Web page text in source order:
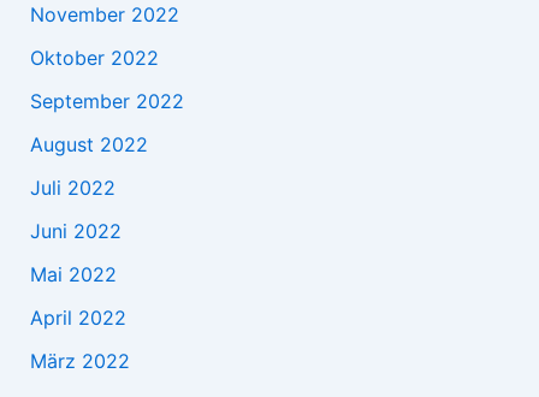
November 2022
Oktober 2022
September 2022
August 2022
Juli 2022
Juni 2022
Mai 2022
April 2022
März 2022